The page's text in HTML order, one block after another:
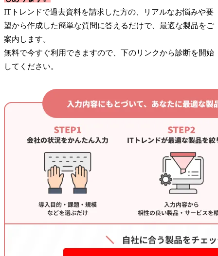
ITトレンドで過去資料を請求した方の、リアルなお悩みや要
望から作成した簡単な質問に答えるだけで、最適な製品をご
案内します。
無料で今すぐ利用できますので、下のリンクから診断を開始
してください。